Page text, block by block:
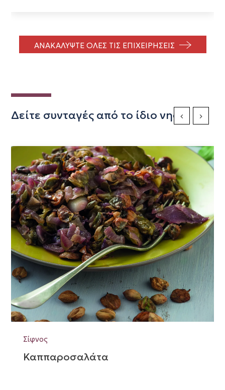
ΑΝΑΚΑΛΥΨΤΕ ΟΛΕΣ ΤΙΣ ΕΠΙΧΕΙΡΗΣΕΙΣ
Δείτε συνταγές από το ίδιο νησί
Σίφνος
Καππαροσαλάτα
Previous Slide
Next